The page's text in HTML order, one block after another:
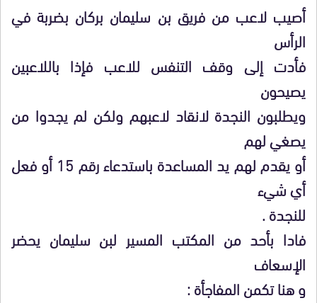
أصيب لاعب من فريق بن سليمان بركان بضربة في
الرأس
فأدت إلى وقف التنفس للاعب فإذا باللاعبين
يصيحون
ويطلبون النجدة لانقاد لاعبهم ولكن لم يجدوا من
يصغي لهم
أو يقدم لهم يد المساعدة باستدعاء رقم 15 أو فعل
أي شيء
للنجدة .
فادا بأحد من المكتب المسير لبن سليمان يحضر
الإسعاف
و هنا تكمن المفاجأة: